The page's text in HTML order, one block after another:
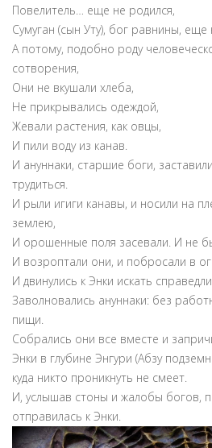
Повелитель… еще не родился,
Сумуган (сын Уту), бог равнины, еще
А потому, подобно роду
сотворения,
Они не вкушали хлеба,
Не прикрывались одеждой,
Жевали растения, как овцы,
И пили воду из канав.
И ануннаки, старшие боги,
трудиться.
И рыли игиги канавы, и носили на
землею,
И орошенные поля засевали. И не
И возроптали они, и побросали в
И двинулись к Энки искать
Заволновались ануннаки: без
пищи.
Собрались они все вместе и
Энки в глубине Энгури (Абзу
куда никто проникнуть не смеет.
И, услышав стоны и жалобы богов,
отправилась к Энки.